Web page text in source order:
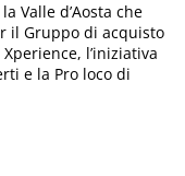
Valle d’Aosta che
il Gruppo di acquisto
l’iniziativa
e la Pro loco di